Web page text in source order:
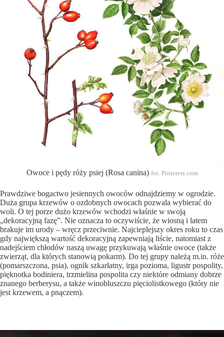
Owoce i pędy róży psiej (Rosa canina) fot. Pinterest.com
Prawdziwe bogactwo jesiennych owoców odnajdziemy w ogrodzie.
Duża grupa krzewów o ozdobnych owocach pozwala wybierać do
woli. O tej porze dużo krzewów wchodzi właśnie w swoją
„dekoracyjną fazę”. Nie oznacza to oczywiście, że wiosną i latem
brakuje im urody – wręcz przeciwnie. Najcieplejszy okres roku to czas
gdy największą wartość dekoracyjną zapewniają liście, natomiast z
nadejściem chłodów naszą uwagę przykuwają właśnie owoce (także
zwierząt, dla których stanowią pokarm). Do tej grupy należą m.in. róże
(pomarszczona, psia), ognik szkarłatny, irga pozioma, ligustr pospolity,
pięknotka bodiniera, trzmielina pospolita czy niektóre odmiany dobrze
znanego berberysu, a także winobluszczu pięciolistkowego (który nie
jest krzewem, a pnączem).